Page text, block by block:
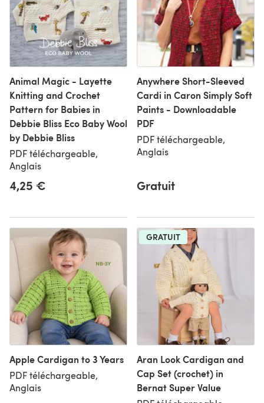
Animal Magic - Layette
Knitting and Crochet
Pattern for Babies in
Debbie Bliss Eco Baby Wool
by Debbie Bliss
PDF téléchargeable,
Anglais
4,25 €
Anywhere Short-Sleeved
Cardi in Caron Simply Soft
Paints - Downloadable
PDF
PDF téléchargeable,
Anglais
Gratuit
Apple Cardigan to 3 Years
PDF téléchargeable,
Anglais
GRATUIT
Aran Look Cardigan and
Cap Set (crochet) in
Bernat Super Value